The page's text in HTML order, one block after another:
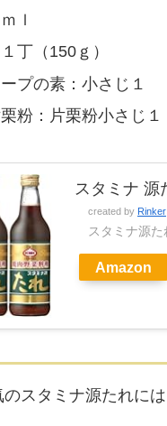
ｌ
丁（150ｇ）
プの素：小さじ１
粉：片栗粉小さじ１
スタミナ 源
created by Rinker
スタミナ源た
Amazon
スタミナ源たれに